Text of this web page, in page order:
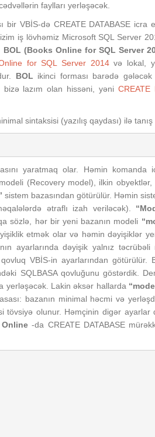
faylları yerləşəcək.
VBİS-də CREATE DATABASE icra
iş lövhəmiz Microsoft SQL Server
BOL (Books Online for SQL Server
for SQL Server 2014və lokal,
BOL ikinci forması barədə
lazım olan hissəni, yəniCREATE
sintaksisi (yazılış qaydası) ilə
yaratmaq olar. Həmin komanda
(Recovery model), ilkin
sistem bazasından götürülür. Həmin
ətraflı izah veriləcək).
sözlə, hər bir yeni bazanın modeli
etmək olar və həmin dəyişiklər
ayarlarında dəyişik yalnız
VBİS-in ayarlarından götürülür.
SQLBASA qovluğunu göstərdik.
yerləşəcək. Lakin əksər hallarda
bazanın minimal həcmi və
tövsiyə olunur. Həmçinin digər
Online-da CREATE DATABASE